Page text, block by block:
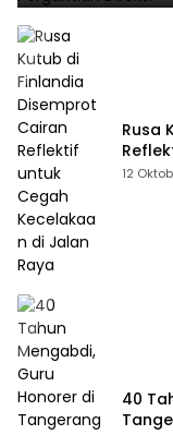
Rusa
Raya
12
40